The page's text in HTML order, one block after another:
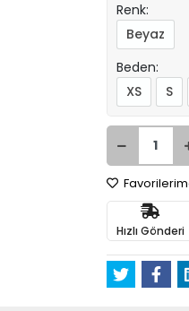
Renk:
Beyaz
Beden:
XS
S
Hızlı Gönderi